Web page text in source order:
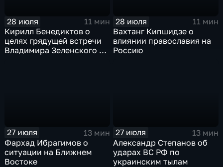
28 июля
11 мин
Кирилл Бенедиктов о
целях грядущей встречи
Владимира Зеленского с
28 июля
11 мин
Вахтанг Кипшидзе о
влиянии православия на
Россию
27 июля
13 мин
Фархад Ибрагимов о
ситуации на Ближнем
Востоке
27 июля
13 мин
Александр Степанов об
ударах ВС РФ по
украинским тылам